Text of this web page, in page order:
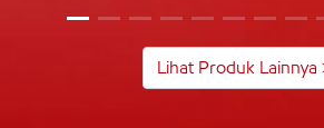
Lihat Produk Lainnya